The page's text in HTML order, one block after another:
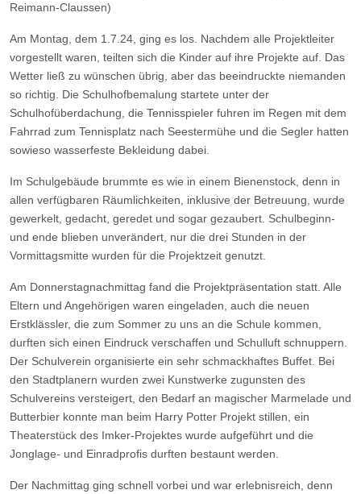
Reimann-Claussen)
Am Montag, dem 1.7.24, ging es los. Nachdem alle Projektleiter
vorgestellt waren, teilten sich die Kinder auf ihre Projekte auf. Das
Wetter ließ zu wünschen übrig, aber das beeindruckte niemanden
so richtig. Die Schulhofbemalung startete unter der
Schulhofüberdachung, die Tennisspieler fuhren im Regen mit dem
Fahrrad zum Tennisplatz nach Seestermühe und die Segler hatten
sowieso wasserfeste Bekleidung dabei.
Im Schulgebäude brummte es wie in einem Bienenstock, denn in
allen verfügbaren Räumlichkeiten, inklusive der Betreuung, wurde
gewerkelt, gedacht, geredet und sogar gezaubert. Schulbeginn-
und ende blieben unverändert, nur die drei Stunden in der
Vormittagsmitte wurden für die Projektzeit genutzt.
Am Donnerstagnachmittag fand die Projektpräsentation statt. Alle
Eltern und Angehörigen waren eingeladen, auch die neuen
Erstklässler, die zum Sommer zu uns an die Schule kommen,
durften sich einen Eindruck verschaffen und Schulluft schnuppern.
Der Schulverein organisierte ein sehr schmackhaftes Buffet. Bei
den Stadtplanern wurden zwei Kunstwerke zugunsten des
Schulvereins versteigert, den Bedarf an magischer Marmelade und
Butterbier konnte man beim Harry Potter Projekt stillen, ein
Theaterstück des Imker-Projektes wurde aufgeführt und die
Jonglage- und Einradprofis durften bestaunt werden.
Der Nachmittag ging schnell vorbei und war erlebnisreich, denn